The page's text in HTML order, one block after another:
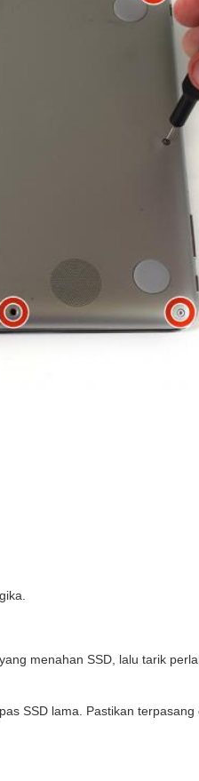
menahan SSD, lalu tarik
SSD lama. Pastikan